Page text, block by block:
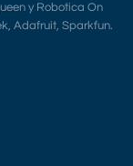
y Robotica On
Adafruit, Sparkfun.